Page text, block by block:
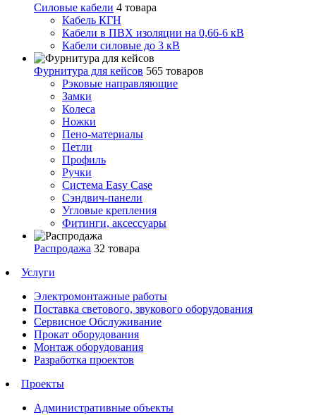
Силовые кабели 4 товара
Кабель КГН
Кабели в ПВХ изоляции на 0,66-6 кВ
Кабели силовые до 3 кВ
Фурнитура для кейсов 565 товаров
Рэковые направляющие
Замки
Колеса
Ножки
Пено-материалы
Петли
Профиль
Ручки
Система Easy Case
Сэндвич-панели
Угловые крепления
Фитинги, аксессуары
Распродажа 32 товара
Услуги
Электромонтажные работы
Поставка светового, звукового оборудования
Сервисное Обслуживание
Прокат оборудования
Монтаж оборудования
Разработка проектов
Проекты
Административные объекты